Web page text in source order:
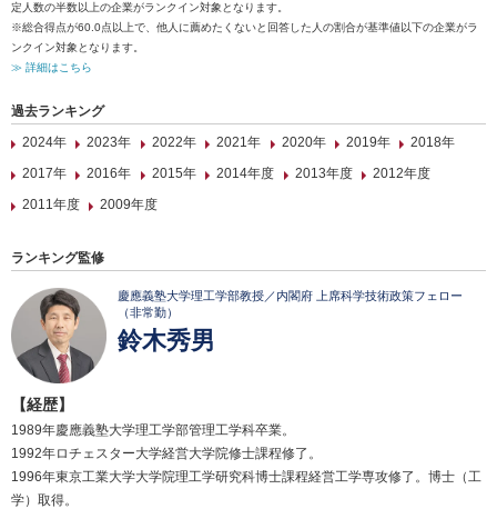
定人数の半数以上の企業がランクイン対象となります。
※総合得点が60.0点以上で、他人に薦めたくないと回答した人の割合が基準値以下の企業がラ
ンクイン対象となります。
≫ 詳細はこちら
過去ランキング
2024年
2023年 2022年 2021年 2020年 2019年
2018年
2017年
2016年 2015年 2014年度 2013年度
2012年度
2011年度
2009年度
ランキング監修
慶應義塾大学理工学部教授／内閣府 上席科学技術政策フェロー
（非常勤）
鈴木秀男
【経歴】
1989年慶應義塾大学理工学部管理工学科卒業。
1992年ロチェスター大学経営大学院修士課程修了。
1996年東京工業大学大学院理工学研究科博士課程経営工学専攻修了。博士（工
学）取得。